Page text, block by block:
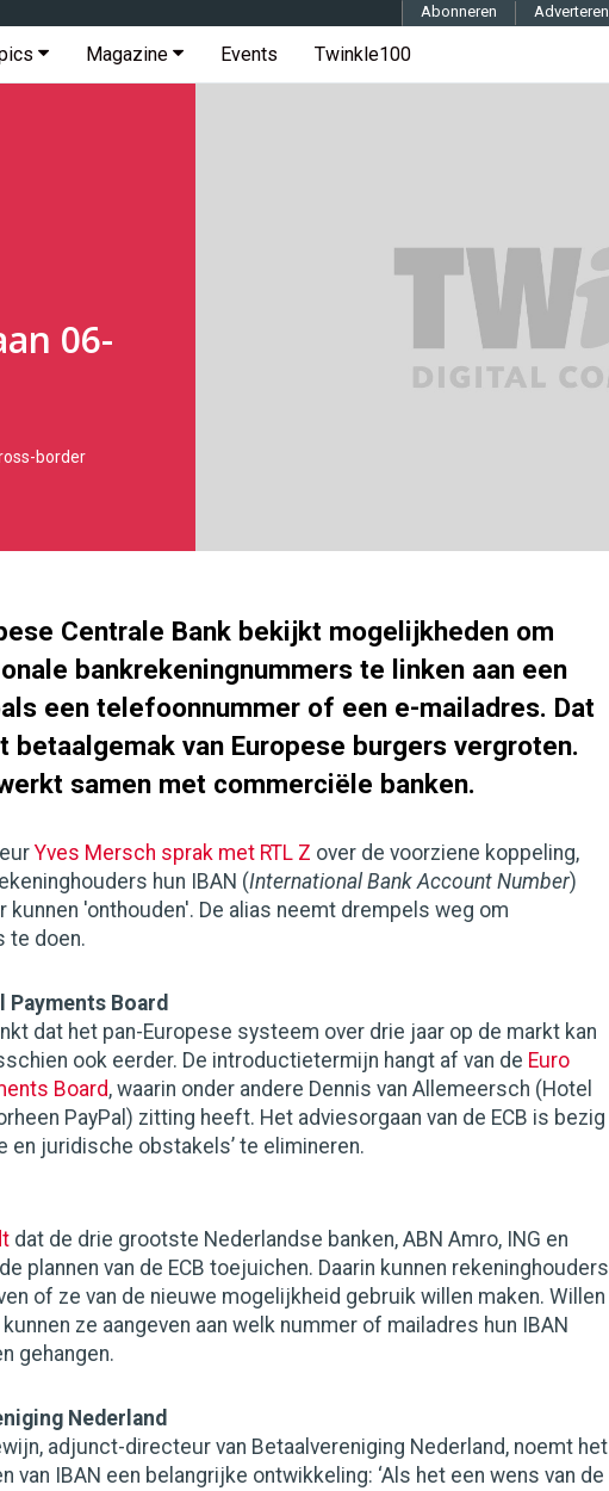
Magazine Events Twinkle100
Abonneren Adverteren
06-
border
Centrale Bank bekijkt mogelijkheden om
bankrekeningnummers te linken aan een
een telefoonnummer of een e-mailadres. Dat
betaalgemak van Europese burgers vergroten.
samen met commerciële banken.
Yves Mersch sprak met RTL Z over de voorziene koppeling,
hun IBAN (International Bank Account Number)
kunnen 'onthouden'. De alias neemt drempels weg om
te doen.
Payments Board
dat het pan-Europese systeem over drie jaar op de markt kan
ook eerder. De introductietermijn hangt af van de Euro
Board, waarin onder andere Dennis van Allemeersch (Hotel
PayPal) zitting heeft. Het adviesorgaan van de ECB is bezig
en juridische obstakels’ te elimineren.
dat de drie grootste Nederlandse banken, ABN Amro, ING en
plannen van de ECB toejuichen. Daarin kunnen rekeninghouders
of ze van de nieuwe mogelijkheid gebruik willen maken. Willen
kunnen ze aangeven aan welk nummer of mailadres hun IBAN
gehangen.
Nederland
adjunct-directeur van Betaalvereniging Nederland, noemt het
van IBAN een belangrijke ontwikkeling: ‘Als het een wens van de